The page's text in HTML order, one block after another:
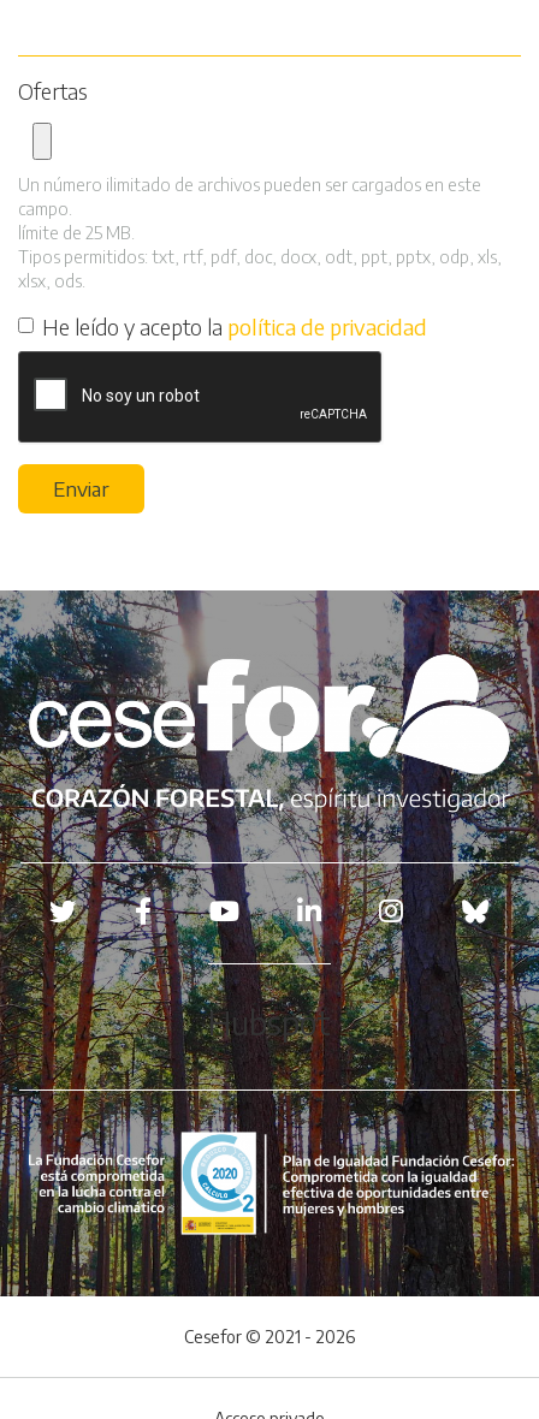
Ofertas
Un número ilimitado de archivos pueden ser cargados en este
campo.
límite de 25 MB.
Tipos permitidos: txt, rtf, pdf, doc, docx, odt, ppt, pptx, odp, xls,
xlsx, ods.
He leído y acepto la política de privacidad
Enviar
Redes sociales
Hubspot
Cesefor © 2021 - 2026